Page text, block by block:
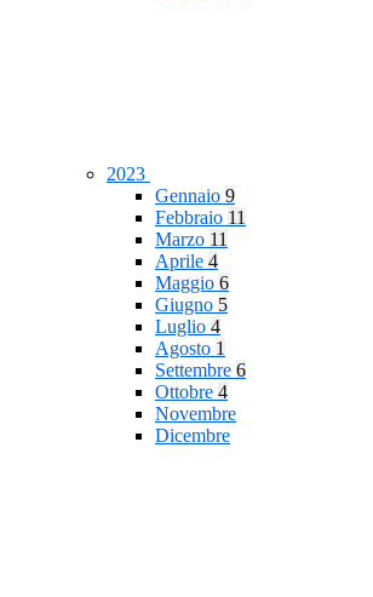
2023
Gennaio 9
Febbraio 11
Marzo 11
Aprile 4
Maggio 6
Giugno 5
Luglio 4
Agosto 1
Settembre 6
Ottobre 4
Novembre
Dicembre